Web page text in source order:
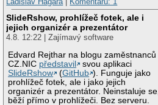
SlideRshow, prohlížeč fotek, ale i
jejich organizér a prezentátor
4.8. 12:22 | Zajímavý software
Edvard Rejthar na blogu zaměstnanců
CZ.NIC představil
svou aplikaci
SlideRshow
(GitHub ). Funguje jako
prohlížeč fotek, ale i jako jejich
organizér a prezentátor. Neinstaluje se,
běží přímo v prohlížeči. Bez serveru.